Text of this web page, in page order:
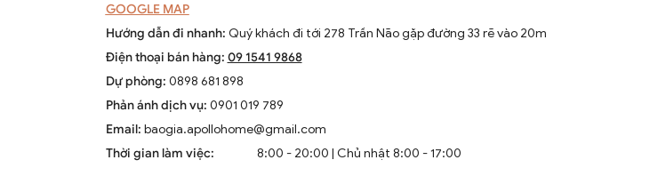
GOOGLE MAP
Hướng dẫn đi nhanh: Quý khách đi tới 278 Trần Não gặp đường 33 rẽ vào 20m
Điện thoại bán hàng: 09 1541 9868
Dự phòng: 0898 681 898
Phản ánh dịch vụ: 0901 019 789
Email: baogia.apollohome@gmail.com
Thời gian làm việc:
8:00 - 20:00 | Chủ nhật 8:00 - 17:00